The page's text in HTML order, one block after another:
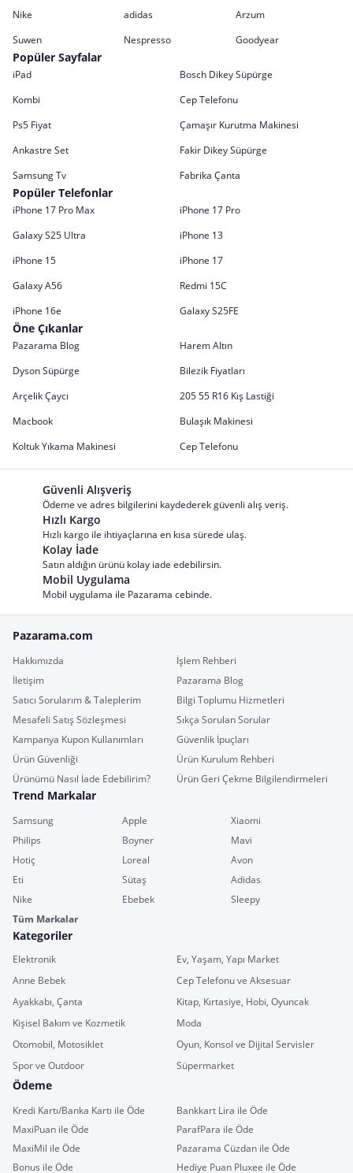
Nike adidas
Arzum
Suwen
Nespresso Goodyear
Popüler Sayfalar
iPad
Bosch Dikey Süpürge
Kombi
Cep Telefonu
Ps5 Fiyat
Çamaşır Kurutma Makinesi
Ankastre Set
Fakir Dikey Süpürge
Samsung Tv
Fabrika Çanta
Popüler Telefonlar
iPhone 17 Pro Max
iPhone 17 Pro
Galaxy S25 Ultra
iPhone 13
iPhone 15
iPhone 17
Galaxy A56
Redmi 15C
iPhone 16e
Galaxy S25FE
Öne Çıkanlar
Pazarama Blog
Harem Altın
Dyson Süpürge
Bilezik Fiyatları
Arçelik Çaycı
205 55 R16 Kış Lastiği
Macbook
Bulaşık Makinesi
Koltuk Yıkama Makinesi
Cep Telefonu
Güvenli Alışveriş
Ödeme ve adres bilgilerini kaydederek güvenli alış veriş.
Hızlı Kargo
Hızlı kargo ile ihtiyaçlarına en kısa sürede ulaş.
Kolay İade
Satın aldığın ürünü kolay iade edebilirsin.
Mobil Uygulama
Mobil uygulama ile Pazarama cebinde.
Pazarama.com
Hakkımızda
İşlem Rehberi
İletişim
Pazarama Blog
Satıcı Sorularım & Taleplerim
Bilgi Toplumu Hizmetleri
Mesafeli Satış Sözleşmesi
Sıkça Sorulan Sorular
Kampanya Kupon Kullanımları
Güvenlik İpuçları
Ürün Güvenliği
Ürün Kurulum Rehberi
Ürünümü Nasıl İade Edebilirim?
Ürün Geri Çekme Bilgilendirmeleri
Trend Markalar
Samsung Apple
Xiaomi
Philips
Boyner
Mavi
Hotiç
Loreal
Avon
Eti
Sütaş
Adidas
Nike
Ebebek
Sleepy
Tüm Markalar
Kategoriler
Elektronik
Ev, Yaşam, Yapı Market
Anne Bebek
Cep Telefonu ve Aksesuar
Ayakkabı, Çanta
Kitap, Kırtasiye, Hobi, Oyuncak
Kişisel Bakım ve Kozmetik
Moda
Otomobil, Motosiklet
Oyun, Konsol ve Dijital Servisler
Spor ve Outdoor
Süpermarket
Ödeme
Kredi Kartı/Banka Kartı ile Öde
Bankkart Lira ile Öde
MaxiPuan ile Öde
ParafPara ile Öde
MaxiMil ile Öde
Pazarama Cüzdan ile Öde
Bonus ile Öde
Hediye Puan Pluxee ile Öde